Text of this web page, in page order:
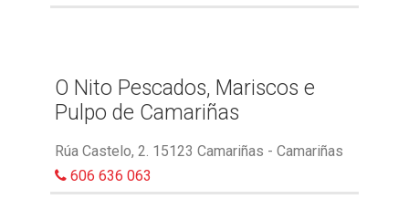
O Nito Pescados, Mariscos e
Pulpo de Camariñas
Rúa Castelo, 2. 15123 Camariñas - Camariñas
606 636 063